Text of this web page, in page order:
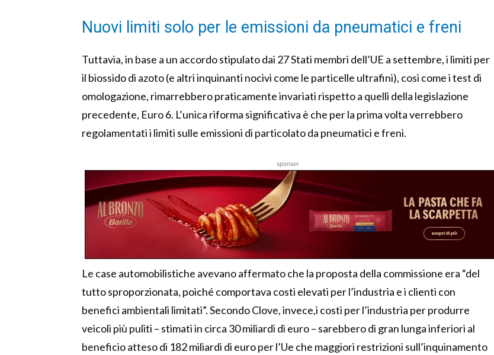
Nuovi limiti solo per le emissioni da pneumatici e freni
Tuttavia, in base a un accordo stipulato dai 27 Stati membri dell’UE a settembre, i limiti per
il biossido di azoto (e altri inquinanti nocivi come le particelle ultrafini), così come i test di
omologazione, rimarrebbero praticamente invariati rispetto a quelli della legislazione
precedente, Euro 6. L’unica riforma significativa è che per la prima volta verrebbero
regolamentati i limiti sulle emissioni di particolato da pneumatici e freni.
sponsor
Le case automobilistiche avevano affermato che la proposta della commissione era “del
tutto sproporzionata, poiché comportava costi elevati per l’industria e i clienti con
benefici ambientali limitati”. Secondo Clove, invece,i costi per l’industria per produrre
veicoli più puliti – stimati in circa 30 miliardi di euro – sarebbero di gran lunga inferiori al
beneficio atteso di 182 miliardi di euro per l’Ue che maggiori restrizioni sull’inquinamento